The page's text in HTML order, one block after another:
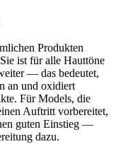
Produkten
ist für alle Hauttöne
— das bedeutet,
an und oxidiert
Für Models, die
Auftritt vorbereitet,
guten Einstieg —
dazu.